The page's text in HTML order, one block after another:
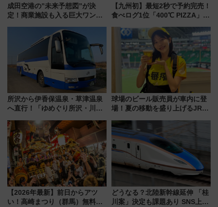
成田空港の”未来予想図”が決
定！商業施設も入る巨大ワンタ
で新型特急が品川･羽田とを結
ぶ！ JR空港駅は2面3線化！
【九州初】最短2秒で予約完売！
食べログ1位「400℃ PIZZA」が
プン。もつ鍋風など限定メニュ
ーも
所沢から伊香保温泉・草津温泉
へ直行！「ゆめぐり所沢・川越
軽に 運行ダイヤ・運賃を解説
球場のビール販売員が車内に登
場！夏の移動を盛り上げるJR九
月7日限定 ソフトバンクホーク
スとコラボ
【2026年最新】前日からアツ
い！高崎まつり（群馬）無料観
どうなる？北陸新幹線延伸 「桂
川案」決定も課題あり SNS上の